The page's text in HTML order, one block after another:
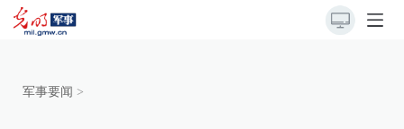
军事要闻 >